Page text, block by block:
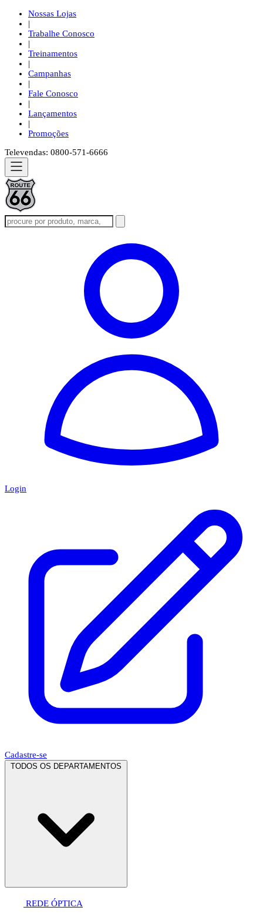
Nossas Lojas
|
Trabalhe Conosco
|
Treinamentos
|
Campanhas
|
Fale Conosco
|
Lançamentos
|
Promoções
Televendas: 0800-571-6666
Login
Cadastre-se
TODOS OS DEPARTAMENTOS
REDE ÓPTICA